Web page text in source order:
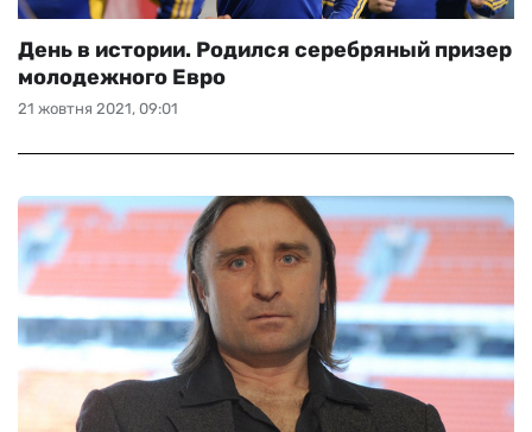
21 жовтня 2021, 09:01
День в истории. Родился серебряный призер
молодежного Евро